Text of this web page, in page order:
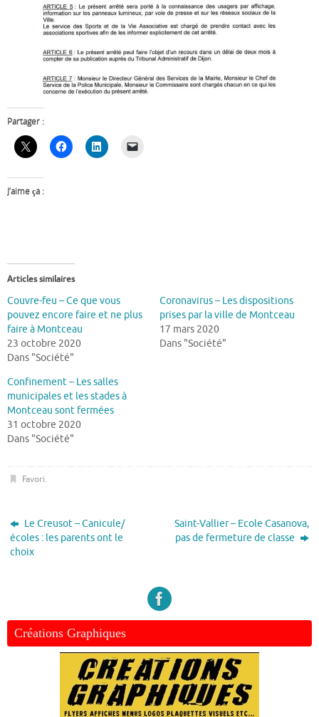
Partager :
J’aime ça :
Articles similaires
Couvre-feu – Ce que vous
pouvez encore faire et ne plus
faire à Montceau
23 octobre 2020
Dans "Société"
Coronavirus – Les dispositions
prises par la ville de Montceau
17 mars 2020
Dans "Société"
Confinement – Les salles
municipales et les stades à
Montceau sont fermées
31 octobre 2020
Dans "Société"
Favori.
Le Creusot – Canicule/
écoles : les parents ont le
choix
Saint-Vallier – Ecole Casanova,
pas de fermeture de classe
Créations Graphiques